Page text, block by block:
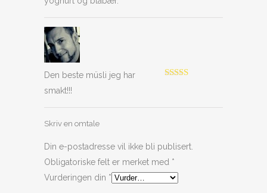
Den beste müsli jeg har
smakt!!!
Skriv en omtale
Din e-postadresse vil ikke bli publisert.
Obligatoriske felt er merket med *
Vurderingen din *